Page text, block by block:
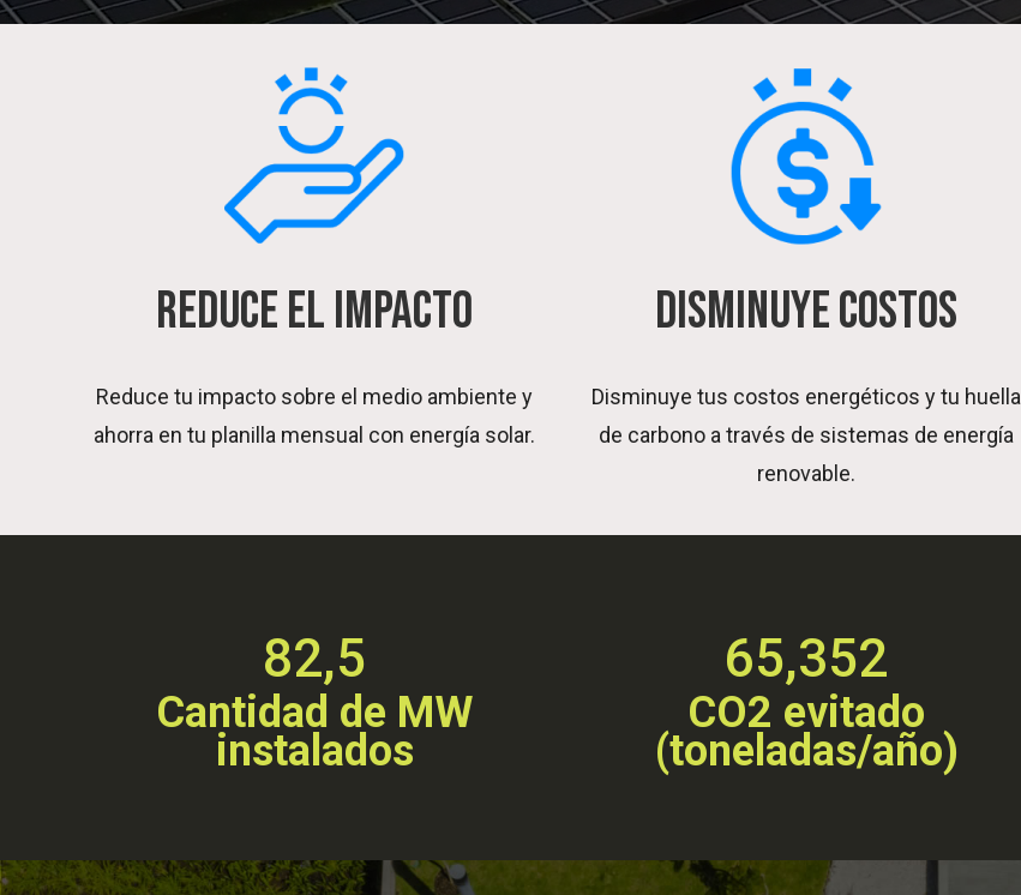
REDUCE EL IMPACTO
Reduce tu impacto sobre el medio ambiente y
ahorra en tu planilla mensual con energía solar.
DISMINUYE COSTOS
Disminuye tus costos energéticos y tu huella
de carbono a través de sistemas de energía
renovable.
82,5
Cantidad de MW
instalados
65,352
CO2 evitado
(toneladas/año)